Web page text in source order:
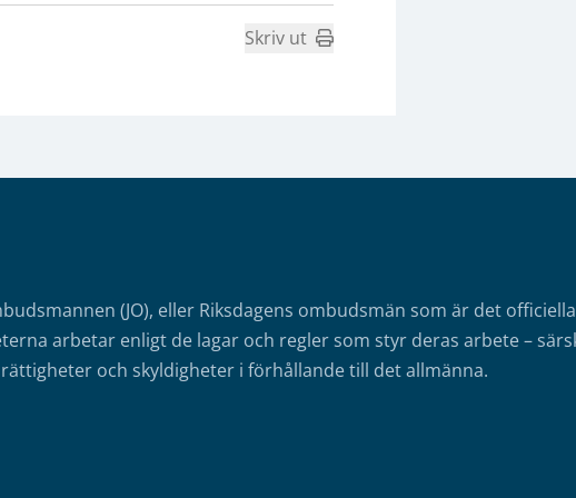
Skriv ut
(JO), eller Riksdagens ombudsmän som är det
arbetar enligt de lagar och regler som styr deras arbete –
och skyldigheter i förhållande till det allmänna.